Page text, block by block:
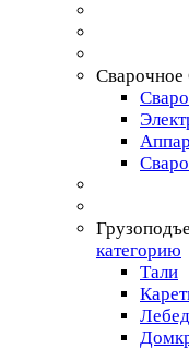
Сварочное
категорию
Тали